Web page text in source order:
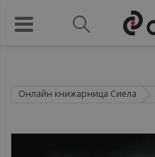
Онлайн книжарница Сиела